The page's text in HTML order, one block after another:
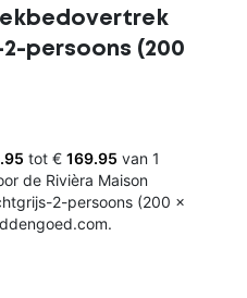
persoons (200
tot € 169.95 van 1
de Rivièra Maison
2-persoons (200 x